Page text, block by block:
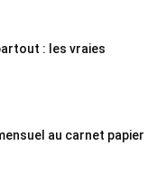
: les vraies
au carnet papier